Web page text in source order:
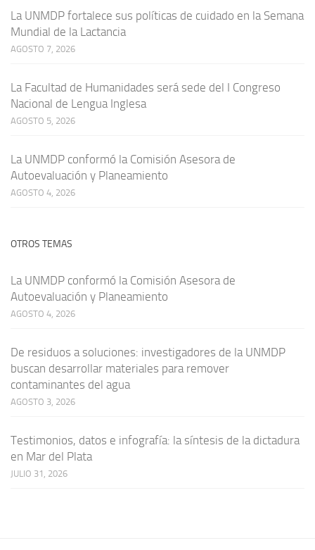
La UNMDP fortalece sus políticas de cuidado en la Semana
Mundial de la Lactancia
AGOSTO 7, 2026
La Facultad de Humanidades será sede del I Congreso
Nacional de Lengua Inglesa
AGOSTO 5, 2026
La UNMDP conformó la Comisión Asesora de
Autoevaluación y Planeamiento
AGOSTO 4, 2026
OTROS TEMAS
La UNMDP conformó la Comisión Asesora de
Autoevaluación y Planeamiento
AGOSTO 4, 2026
De residuos a soluciones: investigadores de la UNMDP
buscan desarrollar materiales para remover
contaminantes del agua
AGOSTO 3, 2026
Testimonios, datos e infografía: la síntesis de la dictadura
en Mar del Plata
JULIO 31, 2026